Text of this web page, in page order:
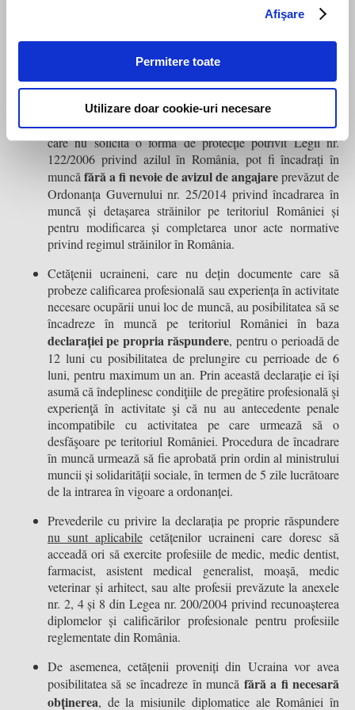
Afişare
Permitere toate
Utilizare doar cookie-uri necesare
lucrătoare de la data acordării, cu excluderea acestei zile.
serviciilor și materialelor de către casele de asigurări de
Dreptul la muncă
Cetățenii ucraineni intrați legal pe teritoriul României și
care nu solicită o formă de protecție potrivit Legii nr.
122/2006 privind azilul în România, pot fi încadrați în
muncă fără a fi nevoie de avizul de angajareprevăzut de
Ordonanța Guvernului nr. 25/2014 privind încadrarea în
muncă și detașarea străinilor pe teritoriul României și
pentru modificarea și completarea unor acte normative
privind regimul străinilor în România.
Cetățenii ucraineni, care nu dețin documente care să
probeze calificarea profesională sau experiența în activitate
necesare ocupării unui loc de muncă, au posibilitatea să se
încadreze în muncă pe teritoriul României în baza
declarației pe propria răspundere, pentru o perioadă de
12 luni cu posibilitatea de prelungire cu perrioade de 6
luni, pentru maximum un an. Prin această declarație ei își
asumă că îndeplinesc condiţiile de pregătire profesională şi
experienţă în activitate şi că nu au antecedente penale
incompatibile cu activitatea pe care urmează să o
desfăşoare pe teritoriul României. Procedura de încadrare
în muncă urmează să fie aprobată prin ordin al ministrului
muncii și solidarității sociale, în termen de 5 zile lucrătoare
de la intrarea în vigoare a ordonanței.
Prevederile cu privire la declarația pe proprie răspundere
nu sunt aplicabile cetățenilor ucraineni care doresc să
acceadă ori să exercite profesiile de medic, medic dentist,
farmacist, asistent medical generalist, moașă, medic
veterinar și arhitect, sau alte profesii prevăzute la anexele
nr. 2, 4 și 8 din Legea nr. 200/2004 privind recunoașterea
diplomelor și calificărilor profesionale pentru profesiile
reglementate din România.
De asemenea, cetățenii proveniți din Ucraina vor avea
posibilitatea să se încadreze în muncă fără a fi necesară
obținerea, de la misiunile diplomatice ale României în